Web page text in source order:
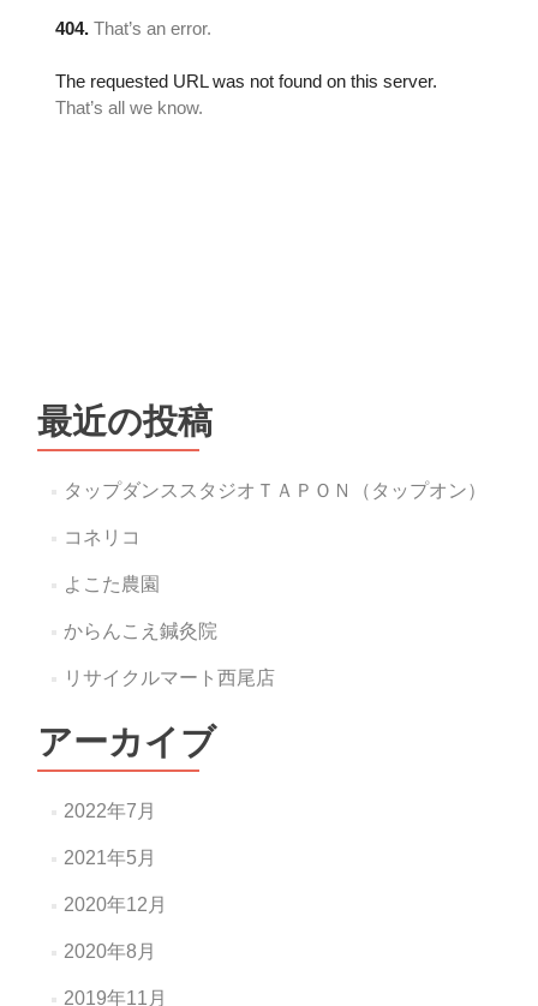
最近の投稿
タップダンススタジオＴＡＰＯＮ（タップオン）
コネリコ
よこた農園
からんこえ鍼灸院
リサイクルマート西尾店
アーカイブ
2022年7月
2021年5月
2020年12月
2020年8月
2019年11月